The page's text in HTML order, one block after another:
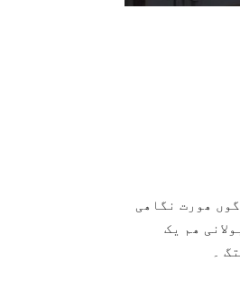
ھورت نگاھی
ھم یک
۔